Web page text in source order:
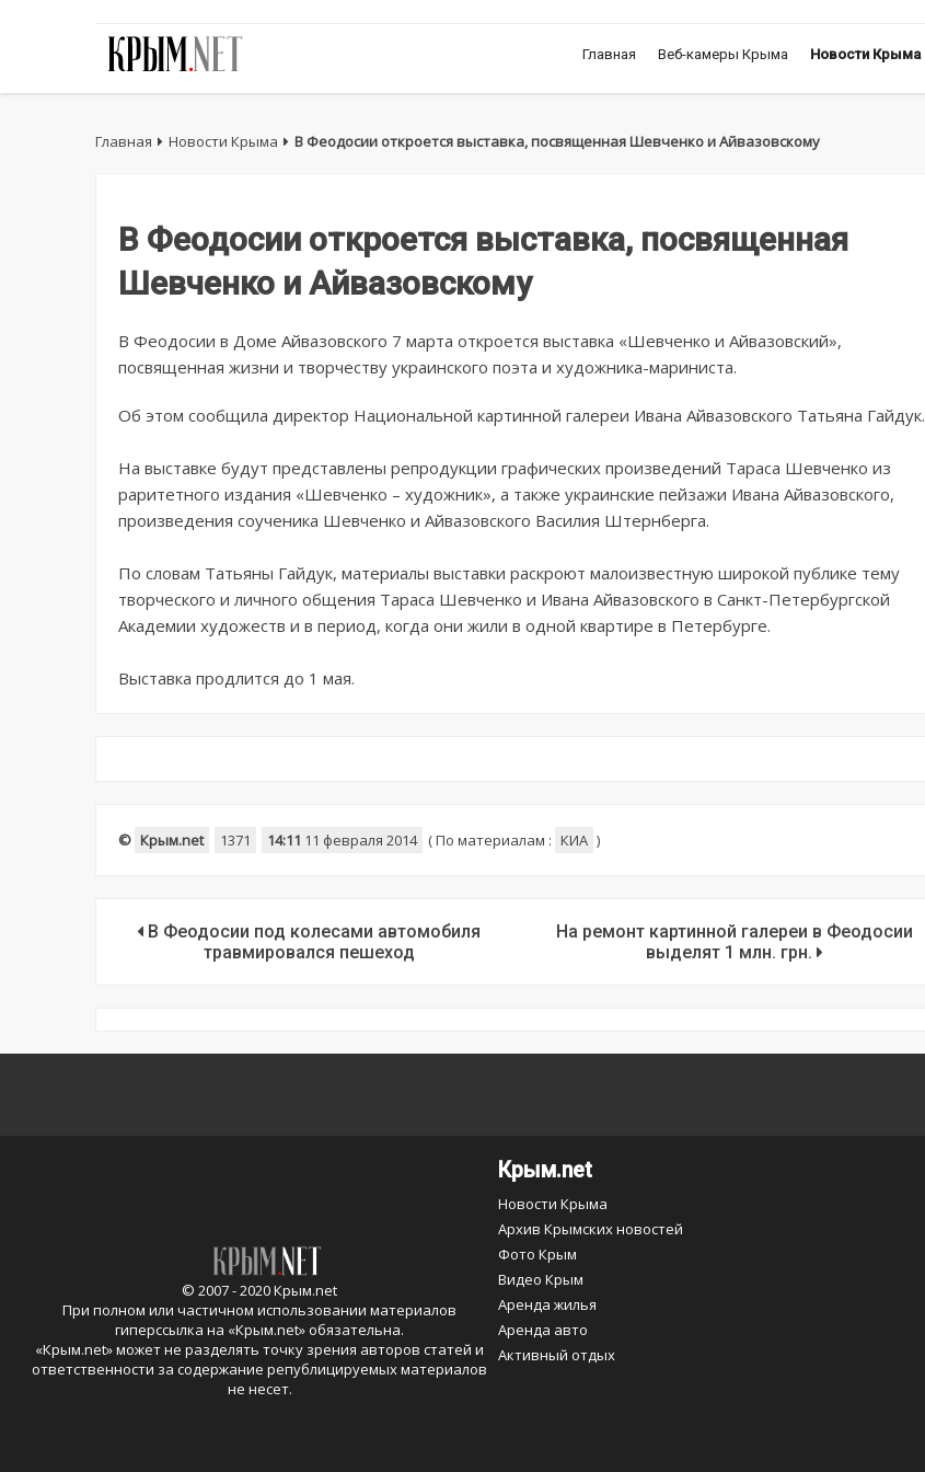
Главная Веб-камеры Крыма Новости Крыма
Главная Новости Крыма В Феодосии откроется выставка, посвященная Шевченко и Айвазовскому
В Феодосии откроется выставка, посвященная
Шевченко и Айвазовскому
В Феодосии в Доме Айвазовского 7 марта откроется выставка «Шевченко и Айвазовский»,
посвященная жизни и творчеству украинского поэта и художника-мариниста.
Об этом сообщила директор Национальной картинной галереи Ивана Айвазовского Татьяна Гайдук.
На выставке будут представлены репродукции графических произведений Тараса Шевченко из
раритетного издания «Шевченко – художник», а также украинские пейзажи Ивана Айвазовского,
произведения соученика Шевченко и Айвазовского Василия Штернберга.
По словам Татьяны Гайдук, материалы выставки раскроют малоизвестную широкой публике тему
творческого и личного общения Тараса Шевченко и Ивана Айвазовского в Санкт-Петербургской
Академии художеств и в период, когда они жили в одной квартире в Петербурге.
Выставка продлится до 1 мая.
© Крым.net 1371 14:11 11 февраля 2014 (По материалам : КИА )
В Феодосии под колесами автомобиля
травмировался пешеход
На ремонт картинной галереи в Феодосии
выделят 1 млн. грн.
© 2007 - 2020 Крым.net
При полном или частичном использовании материалов
гиперссылка на «Крым.net» обязательна.
«Крым.net» может не разделять точку зрения авторов статей и
ответственности за содержание републицируемых материалов
не несет.
Крым.net
Новости Крыма
Архив Крымских новостей
Фото Крым
Видео Крым
Аренда жилья
Аренда авто
Активный отдых